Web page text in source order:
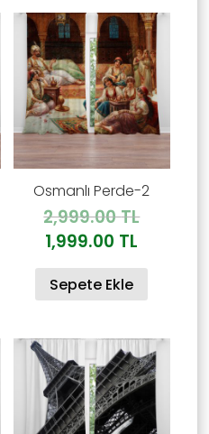
TL.
Osmanlı Perde-2
2,999.00TLOrijinal
1,999.00 TL
andaki
Sepete Ekle